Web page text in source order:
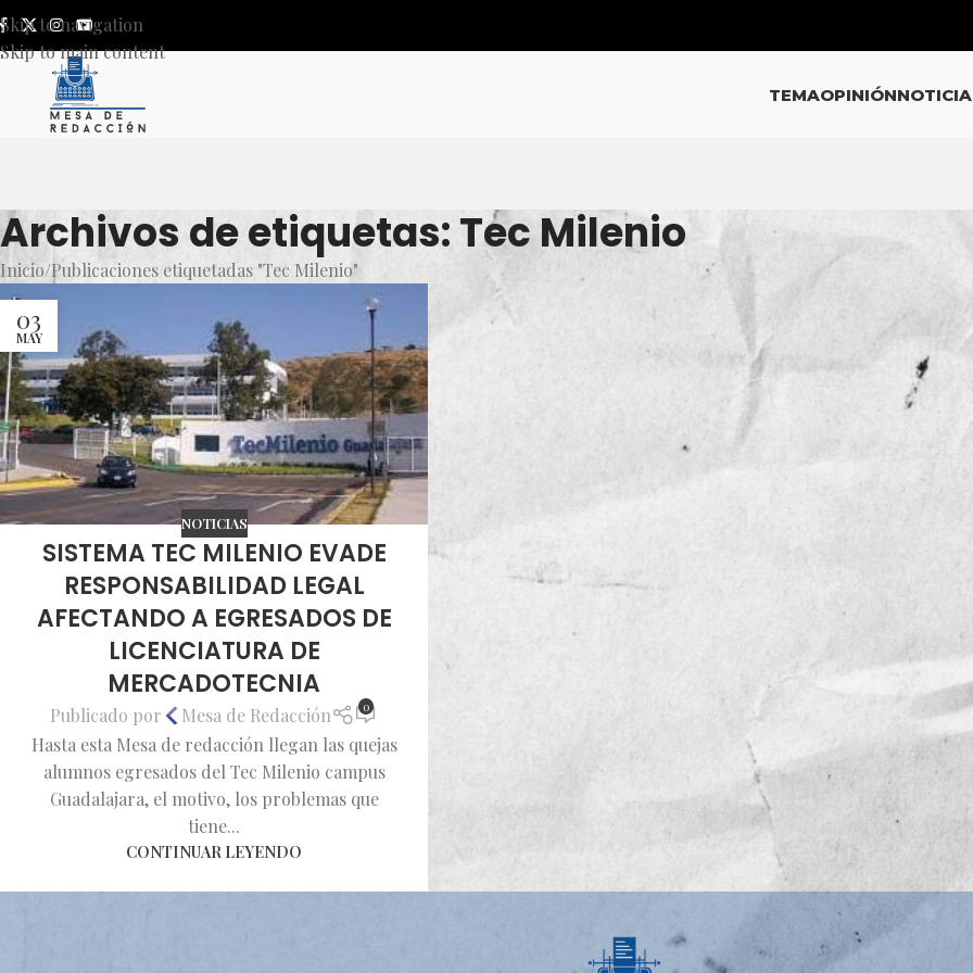
Skip to navigation
Skip to main content
TEMAOPINIÓN
Archivos de etiquetas: Tec Milenio
Inicio Publicaciones etiquetadas "Tec Milenio"
03
MAY
NOTICIAS
SISTEMA TEC MILENIO EVADE
RESPONSABILIDAD LEGAL
AFECTANDO A EGRESADOS DE
LICENCIATURA DE
MERCADOTECNIA
Publicado por Mesa de Redacción 0
Hasta esta Mesa de redacción llegan las quejas
alumnos egresados del Tec Milenio campus
Guadalajara, el motivo, los problemas que
tiene...
CONTINUAR LEYENDO